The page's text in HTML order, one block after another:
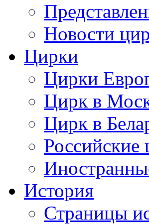
Новости
Цирки
Цирки
Цирк в
Цирк в
Российские
История
Страницы